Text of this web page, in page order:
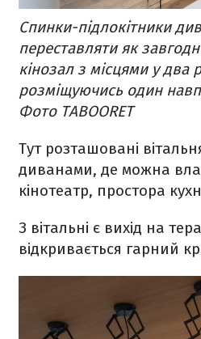
Спинки-підлокітники
переставляти як
кінозал з місцями у два
розміщуючись один
Фото TABOORET
Тут розташовані
диванами, де можна
кінотеатр, простора
З вітальні є вихід на
відкривається гарний